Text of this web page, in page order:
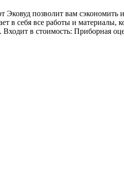
позволит вам сэкономить
в себя все работы и материалы,
в стоимость: Приборная